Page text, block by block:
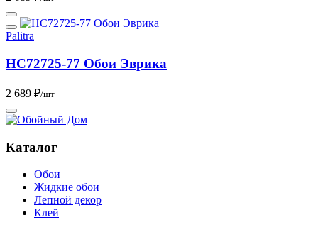
Palitra
HC72725-77 Обои Эврика
2 689 ₽/шт
Каталог
Обои
Жидкие обои
Лепной декор
Клей